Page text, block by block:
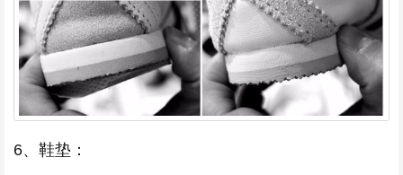
6、鞋垫：